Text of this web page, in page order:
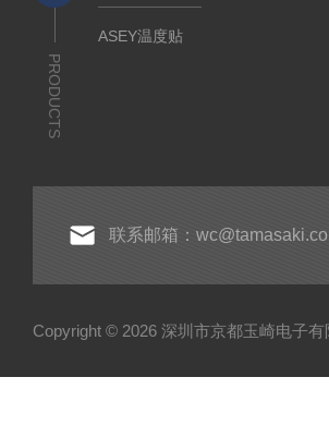
PRODUCTS
ASEY温度贴
联系邮箱：
Copyright © 2026 深圳市京都玉崎电子